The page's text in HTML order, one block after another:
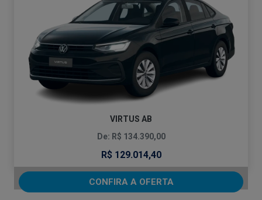
VIRTUS AB
De: R$ 134.390,00
R$ 129.014,40
CONFIRA A OFERTA